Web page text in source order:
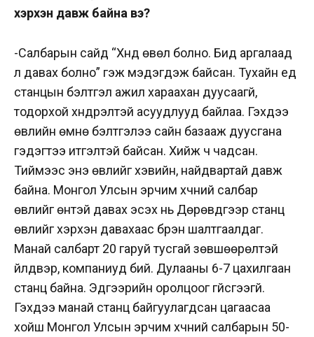
хэрхэн давж байна вэ?
-Салбарын сайд “Хүнд өвөл болно. Бид аргалаад
л давах болно” гэж мэдэгдэж байсан. Тухайн үед
станцын бэлтгэл ажил хараахан дуусаагүй,
тодорхой хүндрэлтэй асуудлууд байлаа. Гэхдээ
өвлийн өмнө бэлтгэлээ сайн базааж дуусгана
гэдэгтээ итгэлтэй байсан. Хийж ч чадсан.
Тиймээс энэ өвлийг хэвийн, найдвартай давж
байна. Монгол Улсын эрчим хүчний салбар
өвлийг өнтэй давах эсэх нь Дөрөвдүгээр станц
өвлийг хэрхэн давахаас бүрэн шалтгаалдаг.
Манай салбарт 20 гаруй тусгай зөвшөөрөлтэй
үйлдвэр, компаниуд бий. Дулааны 6-7 цахилгаан
станц байна. Эдгээрийн оролцоог үгүйсгээгүй.
Гэхдээ манай станц байгуулагдсан цагаасаа
хойш Монгол Улсын эрчим хүчний салбарын 50-